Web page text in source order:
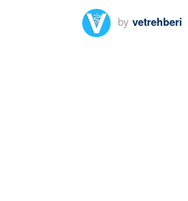
by vetrehberi